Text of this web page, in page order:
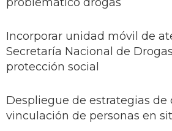
Incorporar unidad móvil de
Secretaría Nacional de
protección social
Despliegue de estrategias de
vinculación de personas en